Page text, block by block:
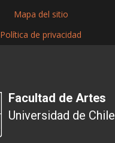
Mapa del sitio
Política de privacidad
Facultad de Artes
Universidad de Chile